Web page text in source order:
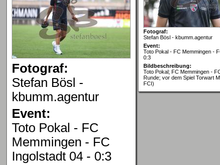
Fotograf:
Stefan Bösl -
kbumm.agentur
Event:
Toto Pokal - FC
Memmingen - FC
Ingolstadt 04 - 0:3
Fotograf:
Stefan Bösl - kbumm.agentur
Event:
Toto Pokal - FC Memmingen -
0:3
Bildbeschreibung:
Toto Pokal; FC Memmingen -
Runde; vor dem Spiel Torwart
FCI)